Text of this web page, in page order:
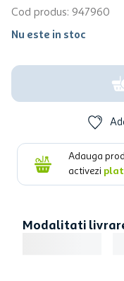
Cod produs: 947960
Nu este in stoc
Adauga
activezi
Modalitati